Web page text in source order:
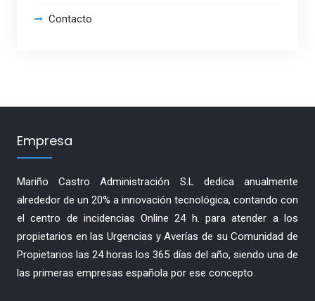
Contacto
Empresa
Mariño Castro Administración S.L dedica anualmente
alrededor de un 20% a innovación tecnológica, contando con
el centro de incidencias Online 24 h. para atender a los
propietarios en las Urgencias y Averías de su Comunidad de
Propietarios las 24 horas los 365 días del año, siendo una de
las primeras empresas española por ese concepto.